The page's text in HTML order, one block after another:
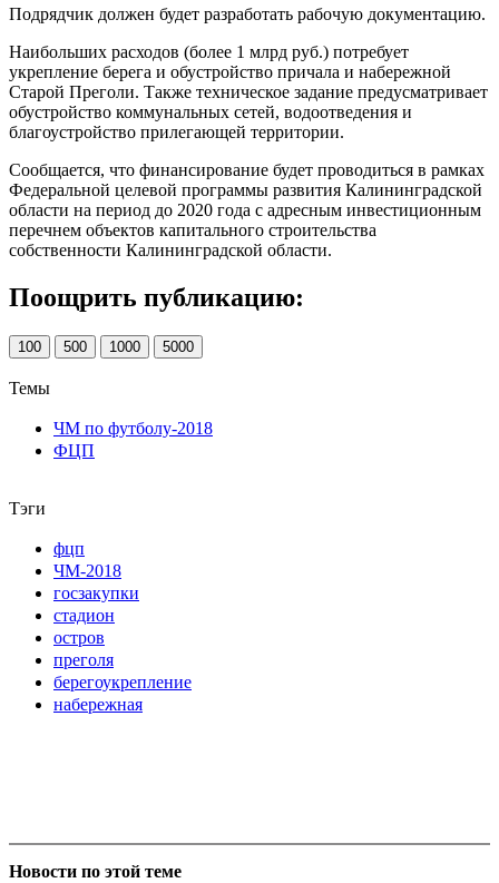
Подрядчик должен будет разработать рабочую документацию.
Наибольших расходов (более 1 млрд руб.) потребует
укрепление берега и обустройство причала и набережной
Старой Преголи. Также техническое задание предусматривает
обустройство коммунальных сетей, водоотведения и
благоустройство прилегающей территории.
Сообщается, что финансирование будет проводиться в рамках
Федеральной целевой программы развития Калининградской
области на период до 2020 года с адресным инвестиционным
перечнем объектов капитального строительства
собственности Калининградской области.
Поощрить публикацию:
100 500 1000 5000
Темы
ЧМ по футболу-2018
ФЦП
Тэги
фцп
ЧМ-2018
госзакупки
стадион
остров
преголя
берегоукрепление
набережная
Новости по этой теме